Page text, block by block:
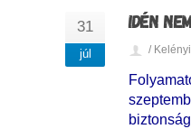
31
júl
IDÉN
/